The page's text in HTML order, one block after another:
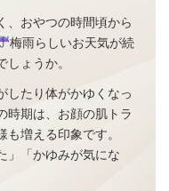
、おやつの時間頃から
梅雨らしいお天気が続
ょうか。
したり体がかゆくなっ
時期は、お顔の肌トラ
増える印象です。
」「かゆみが気にな